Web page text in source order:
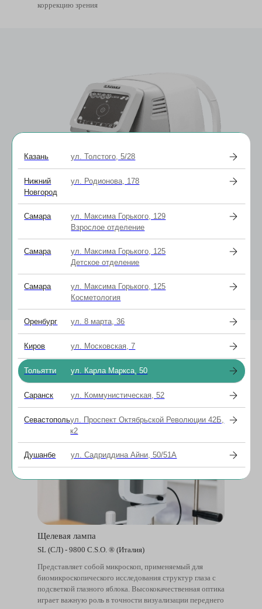
коррекцию зрения
HNT (ХНТ) - 7000 Huvitz ® (Южная Корея)
Полностью автоматический тонометр с возможностью
компенсации толщины роговицы, позволяет быстро и
бесконтактно определить внутриглазне давление.
Щелевая лампа
SL (СЛ) - 9800 C.S.O. ® (Италия)
Представляет собой микроскоп, применяемый для
биомикроскопического исследования структур глаза с
подсветкой глазного яблока. Высококачественная оптика
играет важную роль в точности визуализации переднего
Казань ул. Толстого, 5/28
Нижний
Новгород
ул. Родионова, 178
Самара
ул. Максима Горького, 129
Взрослое отделение
Самара
ул. Максима Горького, 125
Детское отделение
Самара
ул. Максима Горького, 125
Косметология
Оренбург ул. 8 марта, 36
Киров ул. Московская, 7
Тольятти ул. Карла Маркса, 50
Саранск ул. Коммунистическая, 52
Севастопольул. Проспект Октябрьской Революции 42Б,
к2
Душанбе ул. Садриддина Айни, 50/51А